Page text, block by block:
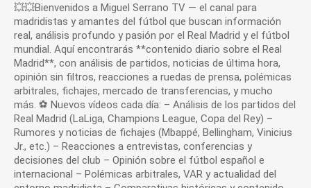
💥💥Bienvenidos a Miguel Serrano TV — el canal para
madridistas y amantes del fútbol que buscan información
real, análisis profundo y pasión por el Real Madrid y el fútbol
mundial. Aquí encontrarás **contenido diario sobre el Real
Madrid**, con análisis de partidos, noticias de última hora,
opinión sin filtros, reacciones a ruedas de prensa, polémicas
arbitrales, fichajes, mercado de transferencias, y mucho
más. ⚽ Nuevos vídeos cada día: – Análisis de los partidos del
Real Madrid (LaLiga, Champions League, Copa del Rey) –
Rumores y noticias de fichajes (Mbappé, Bellingham, Vinicius
Jr., etc.) – Reacciones a entrevistas, conferencias y
decisiones del club – Opinión sobre el fútbol español e
internacional – Polémicas arbitrales, VAR y actualidad del